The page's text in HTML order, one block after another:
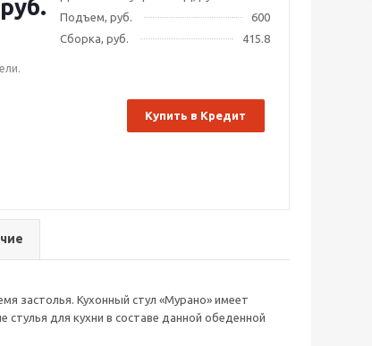
Подъем, руб.
600
Сборка, руб.
415.8
Купить в Кредит
застолья. Кухонный стул «Мурано» имеет
для кухни в составе данной обеденной